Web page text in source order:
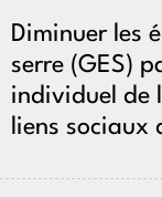
Diminuer les
serre (GES)
individuel de
liens sociaux